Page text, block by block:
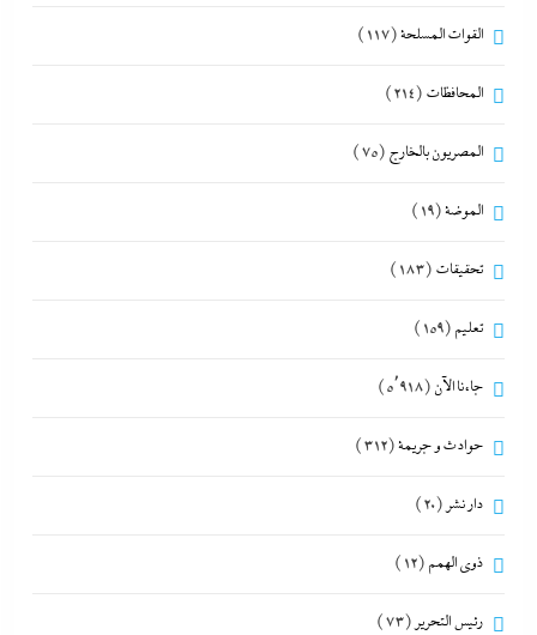
القوات المسلحة(117)
المحافظات (214)
المصريون بالخارج (75)
الموضة(19)
تحقيقات (183)
تعليم (159)
جاءنا الآن (5٬918)
حوادث و جريمة(312)
دار نشر (20)
ذوى الهمم (12)
رئيس التحرير (73)